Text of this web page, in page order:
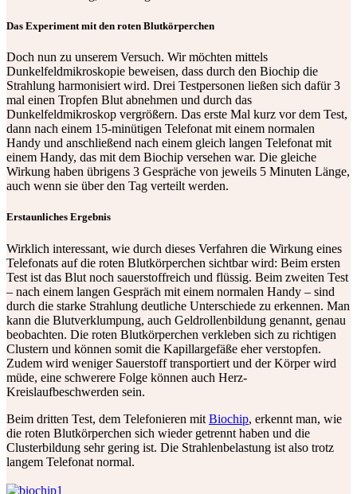
Das Experiment mit den roten Blutkörperchen
Doch nun zu unserem Versuch. Wir möchten mittels
Dunkelfeldmikroskopie beweisen, dass durch den Biochip die
Strahlung harmonisiert wird. Drei Testpersonen ließen sich dafür 3
mal einen Tropfen Blut abnehmen und durch das
Dunkelfeldmikroskop vergrößern. Das erste Mal kurz vor dem Test,
dann nach einem 15-minütigen Telefonat mit einem normalen
Handy und anschließend nach einem gleich langen Telefonat mit
einem Handy, das mit dem Biochip versehen war. Die gleiche
Wirkung haben übrigens 3 Gespräche von jeweils 5 Minuten Länge,
auch wenn sie über den Tag verteilt werden.
Erstaunliches Ergebnis
Wirklich interessant, wie durch dieses Verfahren die Wirkung eines
Telefonats auf die roten Blutkörperchen sichtbar wird: Beim ersten
Test ist das Blut noch sauerstoffreich und flüssig. Beim zweiten Test
– nach einem langen Gespräch mit einem normalen Handy – sind
durch die starke Strahlung deutliche Unterschiede zu erkennen. Man
kann die Blutverklumpung, auch Geldrollenbildung genannt, genau
beobachten. Die roten Blutkörperchen verkleben sich zu richtigen
Clustern und können somit die Kapillargefäße eher verstopfen.
Zudem wird weniger Sauerstoff transportiert und der Körper wird
müde, eine schwerere Folge können auch Herz-
Kreislaufbeschwerden sein.
Beim dritten Test, dem Telefonieren mit Biochip, erkennt man, wie
die roten Blutkörperchen sich wieder getrennt haben und die
Clusterbildung sehr gering ist. Die Strahlenbelastung ist also trotz
langem Telefonat normal.